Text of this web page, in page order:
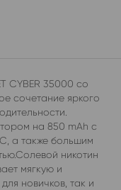
CYBER 35000 со
сочетание яркого
на 850 mAh с
а также большим
никотин
мягкую и
новичков, так и